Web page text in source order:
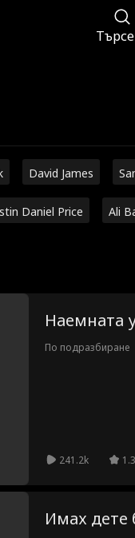
David James
Daniel Price Ali
Наемната
По подразбиране
241.2k
Имах дете